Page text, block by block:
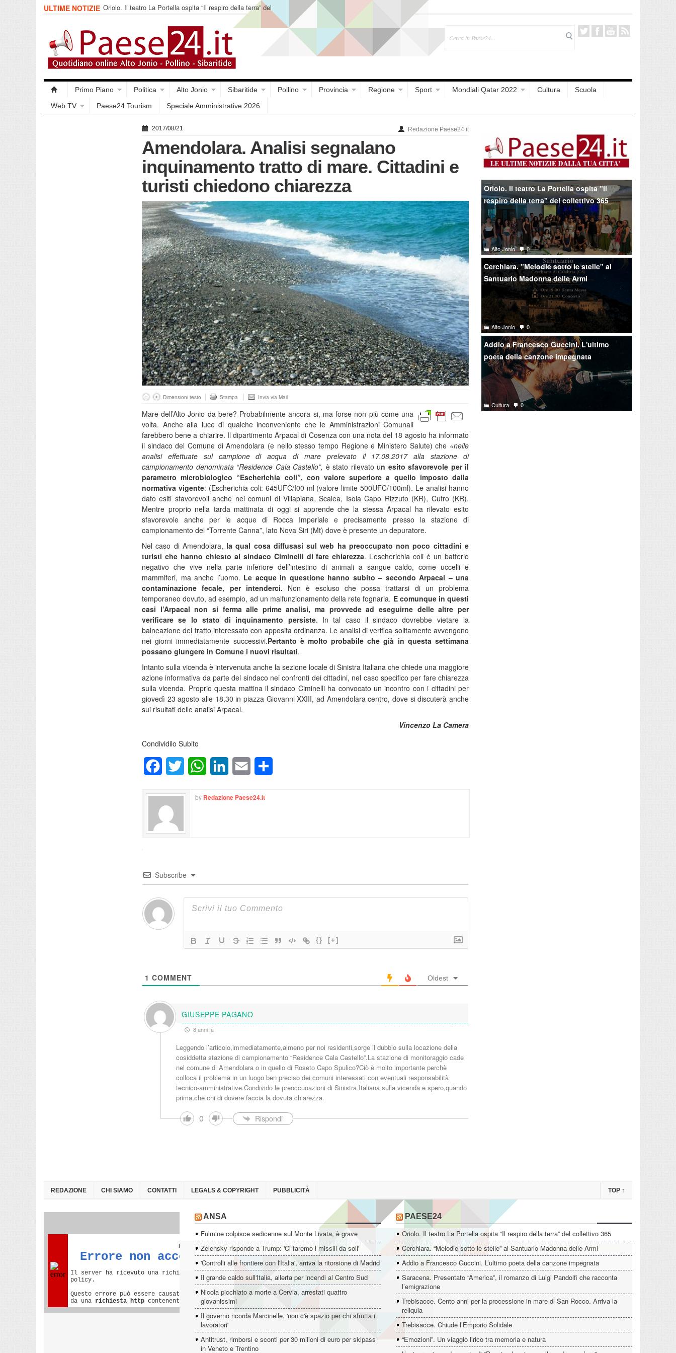
ULTIME NOTIZIE Oriolo. Il teatro La Portella ospita “Il respiro della terra” del
collettivo 365
Primo Piano Politica Alto Jonio Sibaritide Pollino Provincia Regione Sport Mondiali Qatar 2022 Cultura
Scuola
Web TV
Paese24 Tourism Speciale Amministrative 2026
2017/08/21 Redazione Paese24.it
Amendolara. Analisi segnalano
inquinamento tratto di mare. Cittadini e
turisti chiedono chiarezza
Dimensioni testo Stampa Invia via Mail
Mare dell’Alto Jonio da bere? Probabilmente ancora si, ma forse non più come una
volta. Anche alla luce di qualche inconveniente che le Amministrazioni Comunali
farebbero bene a chiarire. Il dipartimento Arpacal di Cosenza con una nota del 18 agosto ha informato
il sindaco del Comune di Amendolara (e nello stesso tempo Regione e Ministero Salute) che «nelle
analisi effettuate sul campione di acqua di mare prelevato il 17.08.2017 alla stazione di
campionamento denominata “Residence Cala Castello”, è stato rilevato un esito sfavorevole per il
parametro microbiologico “Escherichia coli”, con valore superiore a quello imposto dalla
normativa vigente: (Escherichia coli: 645UFC/I00 ml (valore limite 500UFC/100ml). Le analisi hanno
dato esiti sfavorevoli anche nei comuni di Villapiana, Scalea, Isola Capo Rizzuto (KR), Cutro (KR).
Mentre proprio nella tarda mattinata di oggi si apprende che la stessa Arpacal ha rilevato esito
sfavorevole anche per le acque di Rocca Imperiale e precisamente presso la stazione di
campionamento del “Torrente Canna”, lato Nova Siri (Mt) dove è presente un depuratore.
Nel caso di Amendolara, la qual cosa diffusasi sul web ha preoccupato non poco cittadini e
turisti che hanno chiesto al sindaco Ciminelli di fare chiarezza. L’escherichia coli è un batterio
negativo che vive nella parte inferiore dell’intestino di animali a sangue caldo, come uccelli e
mammiferi, ma anche l’uomo. Le acque in questione hanno subito – secondo Arpacal – una
contaminazione fecale, per intenderci. Non è escluso che possa trattarsi di un problema
temporaneo dovuto, ad esempio, ad un malfunzionamento della rete fognaria. E comunque in questi
casi l’Arpacal non si ferma alle prime analisi, ma provvede ad eseguirne delle altre per
verificare se lo stato di inquinamento persiste. In tal caso il sindaco dovrebbe vietare la
balneazione del tratto interessato con apposita ordinanza. Le analisi di verifica solitamente avvengono
nei giorni immediatamente successivi.Pertanto è molto probabile che già in questa settimana
possano giungere in Comune i nuovi risultati.
Intanto sulla vicenda è intervenuta anche la sezione locale di Sinistra Italiana che chiede una maggiore
azione informativa da parte del sindaco nei confronti dei cittadini, nel caso specifico per fare chiarezza
sulla vicenda. Proprio questa mattina il sindaco Ciminelli ha convocato un incontro con i cittadini per
giovedì 23 agosto alle 18,30 in piazza Giovanni XXIII, ad Amendolara centro, dove si discuterà anche
sui risultati delle analisi Arpacal.
Vincenzo La Camera
Condividilo Subito
FacebookTwitter WhatsAppLinkedInEmail
by Redazione Paese24.it
Subscribe
{} [+]
1 COMMENT Oldest
GIUSEPPE PAGANO
8 anni fa
Leggendo l’articolo,immediatamente,almeno per noi residenti,sorge il dubbio sulla locazione della
cosiddetta stazione di campionamento “Residence Cala Castello”.La stazione di monitoraggio cade
nel comune di Amendolara o in quello di Roseto Capo Spulico?Ciò è molto importante perchè
colloca il problema in un luogo ben preciso dei comuni interessati con eventuali responsabilità
tecnico-amministrative.Condivido le preoccuoazioni di Sinistra Italiana sulla vicenda e spero,quando
prima,che chi di dovere faccia la dovuta chiarezza.
0 Rispondi
Oriolo. Il teatro La Portella ospita "Il
respiro della terra" del collettivo 365
Alto Jonio 0
Cerchiara. "Melodie sotto le stelle" al
Santuario Madonna delle Armi
Alto Jonio 0
Addio a Francesco Guccini. L'ultimo
poeta della canzone impegnata
Cultura 0
REDAZIONE CHI SIAMO CONTATTI LEGALS & COPYRIGHT PUBBLICITÀ TOP ↑
ANSA
Fulmine colpisce sedicenne sul Monte Livata, è grave
Zelensky risponde a Trump: 'Ci faremo i missili da soli'
'Controlli alle frontiere con l'Italia', arriva la ritorsione di Madrid
Il grande caldo sull'Italia, allerta per incendi al Centro Sud
Nicola picchiato a morte a Cervia, arrestati quattro
giovanissimi
Il governo ricorda Marcinelle, 'non c'è spazio per chi sfrutta i
lavoratori'
Antitrust, rimborsi e sconti per 30 milioni di euro per skipass
in Veneto e Trentino
PAESE24
Oriolo. Il teatro La Portella ospita “Il respiro della terra” del collettivo 365
Cerchiara. “Melodie sotto le stelle” al Santuario Madonna delle Armi
Addio a Francesco Guccini. L’ultimo poeta della canzone impegnata
Saracena. Presentato “America”, il romanzo di Luigi Pandolfi che racconta
l’emigrazione
Trebisacce. Cento anni per la processione in mare di San Rocco. Arriva la
reliquia
Trebisacce. Chiude l’Emporio Solidale
“Emozioni”. Un viaggio lirico tra memoria e natura